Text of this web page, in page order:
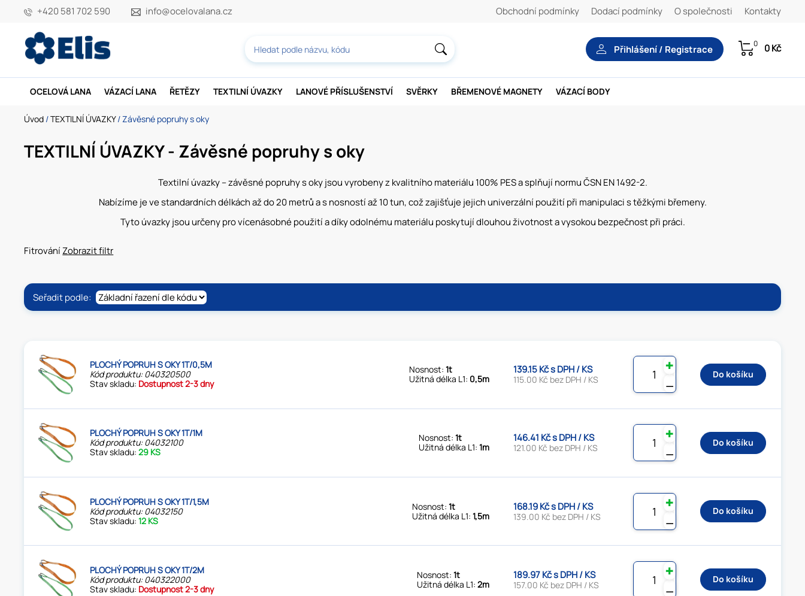
+420 581 702 590 info@ocelovalana.cz Obchodní podmínky Dodací podmínky O společnosti Kontakty
Přihlášení / Registrace 0 0 Kč
OCELOVÁ LANA VÁZACÍ LANA ŘETĚZY TEXTILNÍ ÚVAZKY LANOVÉ PŘÍSLUŠENSTVÍ SVĚRKY BŘEMENOVÉ MAGNETY VÁZACÍ BODY
Úvod /TEXTILNÍ ÚVAZKY/ Závěsné popruhy s oky
TEXTILNÍ ÚVAZKY - Závěsné popruhy s oky
Textilní úvazky – závěsné popruhy s oky jsou vyrobeny z kvalitního materiálu 100% PES a splňují normu ČSN EN 1492-2.
Nabízíme je ve standardních délkách až do 20 metrů a s nosností až 10 tun, což zajišťuje jejich univerzální použití při manipulaci s těžkými břemeny.
Tyto úvazky jsou určeny pro vícenásobné použití a díky odolnému materiálu poskytují dlouhou životnost a vysokou bezpečnost při práci.
FitrováníZobrazit filtr
Seřadit podle:
PLOCHÝ POPRUH S OKY 1T/0,5M
Kód produktu: 040320500
Stav skladu: Dostupnost 2-3 dny
Nosnost: 1t
Užitná délka L1: 0,5m
139.15 Kč s DPH / KS
115.00 Kč bez DPH / KS ⚊
✚
Do košíku
PLOCHÝ POPRUH S OKY 1T/1M
Kód produktu: 04032100
Stav skladu:29 KS
Nosnost: 1t
Užitná délka L1: 1m
146.41 Kč s DPH / KS
121.00 Kč bez DPH / KS ⚊
✚
Do košíku
PLOCHÝ POPRUH S OKY 1T/1,5M
Kód produktu: 04032150
Stav skladu:12 KS
Nosnost: 1t
Užitná délka L1: 1,5m
168.19 Kč s DPH / KS
139.00 Kč bez DPH / KS ⚊
✚
Do košíku
PLOCHÝ POPRUH S OKY 1T/2M
Kód produktu: 040322000
Stav skladu: Dostupnost 2-3 dny
Nosnost: 1t
Užitná délka L1: 2m
189.97 Kč s DPH / KS
157.00 Kč bez DPH / KS ⚊
✚
Do košíku